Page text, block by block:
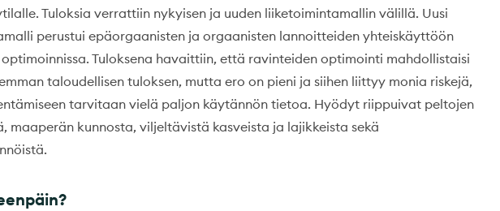
Tuloksia verrattiin nykyisen ja uuden liiketoimintamallin välillä. Uusi
perustui epäorgaanisten ja orgaanisten lannoitteiden yhteiskäyttöön
Tuloksena havaittiin, että ravinteiden optimointi mahdollistaisi
taloudellisen tuloksen, mutta ero on pieni ja siihen liittyy monia riskejä,
tarvitaan vielä paljon käytännön tietoa. Hyödyt riippuivat peltojen
maaperän kunnosta, viljeltävistä kasveista ja lajikkeista sekä